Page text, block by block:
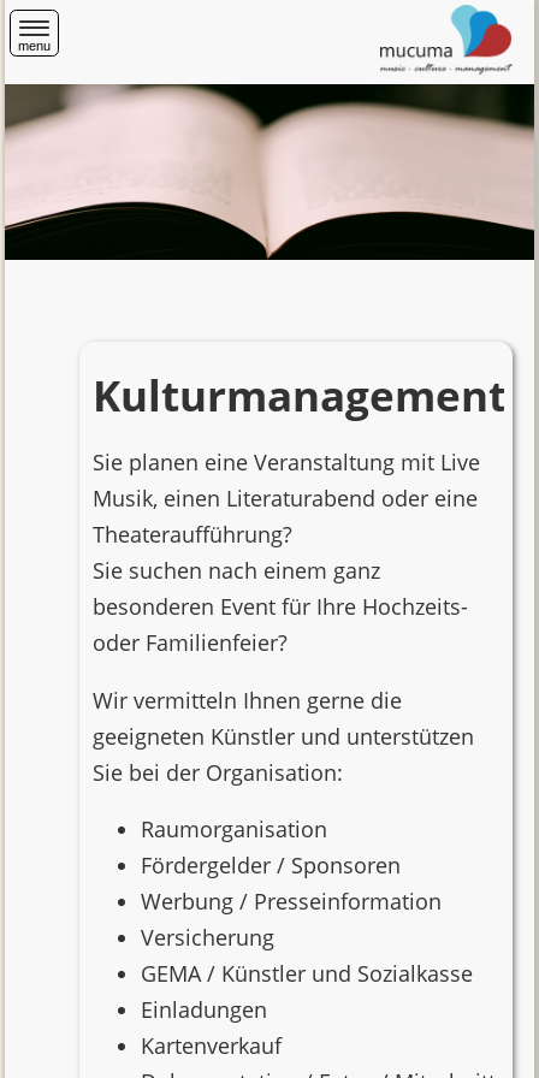
menu
Veranstaltungen
Literatur im Salon
Kultur im Rheinland
Registrierung für
Veranstaltungen
Neuigkeiten
Schauspieler-
Rezitatoren
Madeleine Milojcic
Regina Schrott
Kulturmanagement
Sie planen eine Veranstaltung mit Live
Musik, einen Literaturabend oder eine
Theateraufführung?
Sie suchen nach einem ganz
besonderen Event für Ihre Hochzeits-
oder Familienfeier?
Wir vermitteln Ihnen gerne die
geeigneten Künstler und unterstützen
Sie bei der Organisation:
Raumorganisation
Fördergelder / Sponsoren
Werbung / Presseinformation
Versicherung
GEMA / Künstler und Sozialkasse
Einladungen
Kartenverkauf